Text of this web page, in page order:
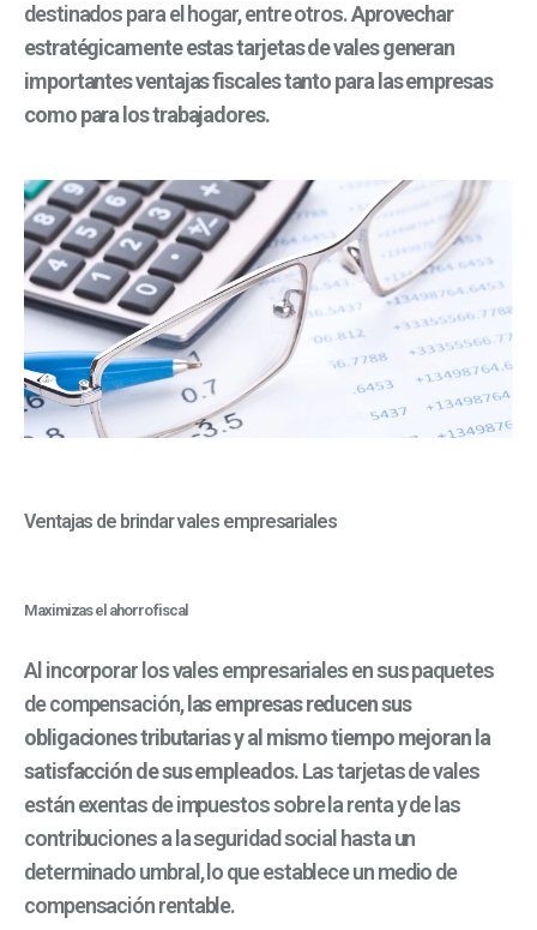
destinados para el hogar, entre otros.Aprovechar
estratégicamente estas tarjetas de vales generan
importantes ventajas fiscales tanto para las empresas
como para los trabajadores.
Ventajas de brindar vales empresariales
Maximizas el ahorro fiscal
Al incorporar los vales empresariales en sus paquetes
de compensación,las empresas reducen sus
obligaciones tributarias y al mismo tiempo mejoran la
satisfacción de sus empleados.Las tarjetas de vales
están exentas de impuestos sobre la renta y de las
contribuciones a la seguridad social hasta un
determinado umbral, lo que establece un medio de
compensación rentable.